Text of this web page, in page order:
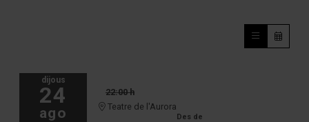
dijous
24
ago
22:00 h
Teatre de l'Aurora
Des de